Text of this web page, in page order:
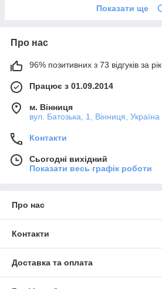
Показати ще
Про нас
96% позитивних з 73 відгуків за рік
Працює з 01.09.2014
м. Вінниця
вул. Батозька, 1, Вінниця, Україна
Контакти
Сьогодні вихідний
Показати весь графік роботи
Про нас
Контакти
Доставка та оплата